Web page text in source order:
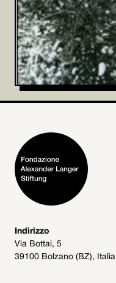
Indirizzo
Via Bottai, 5
39100 Bolzano (BZ), Italia